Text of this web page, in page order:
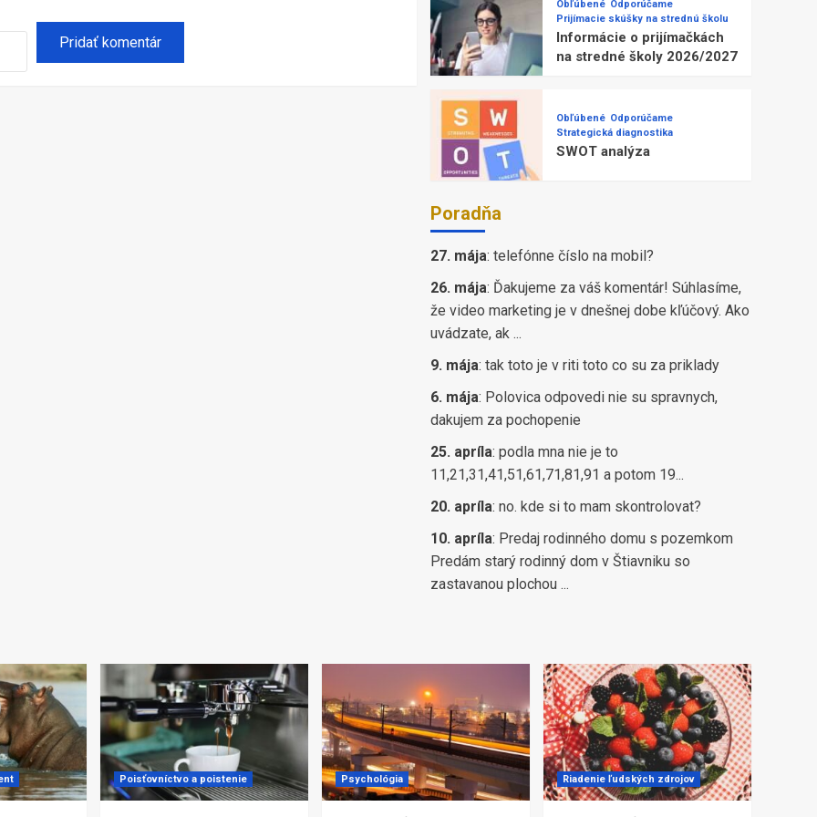
Obľúbené Odporúčame
Prijímacie skúšky na strednú školu
Informácie o prijímačkách
na stredné školy 2026/2027
Obľúbené Odporúčame
Strategická diagnostika
SWOT analýza
Poradňa
27. mája: telefónne číslo na mobil?
26. mája: Ďakujeme za váš komentár! Súhlasíme,
že video marketing je v dnešnej dobe kľúčový. Ako
uvádzate, ak ...
9. mája: tak toto je v riti toto co su za priklady
6. mája: Polovica odpovedi nie su spravnych,
dakujem za pochopenie
25. apríla: podla mna nie je to
11,21,31,41,51,61,71,81,91 a potom 19...
20. apríla: no. kde si to mam skontrolovat?
10. apríla: Predaj rodinného domu s pozemkom
Predám starý rodinný dom v Štiavniku so
zastavanou plochou ...
Poisťovníctvo a poistenie Psychológia Riadenie ľudských zdrojov